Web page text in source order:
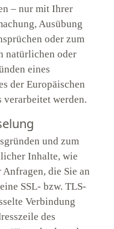
– nur mit Ihrer
Ausübung
oder zum
natürlichen oder
eines
der Europäischen
werden.
und zum
Inhalte, wie
die Sie an
SSL- bzw. TLS-
Verbindung
des